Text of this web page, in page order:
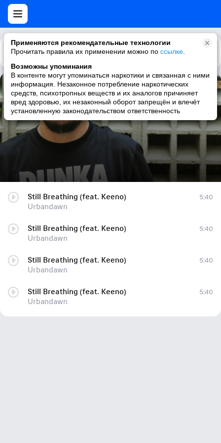
Применяются рекомендательные технологии
Прочитать правила их применении можно по ссылке
Возможны упоминания
В контенте могут упоминаться наркотики и связанная с ними
информация. Незаконное потребление наркотических
средств, психотропных веществ и их аналогов причиняет
вред здоровью, их незаконный оборот запрещён и влечёт
установленную законодательством ответственность
Каталог Рекомендации
Still Breathing (feat. Keeno)
Urbandawn
Still Breathing (feat. Keeno)
Urbandawn
5:40
Still Breathing (feat. Keeno)
Urbandawn
5:40
Still Breathing (feat. Keeno)
Urbandawn
5:40
Still Breathing (feat. Keeno)
Urbandawn
5:40